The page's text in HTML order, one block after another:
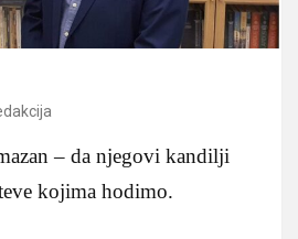
– da njegovi kandilji
kojima hodimo.